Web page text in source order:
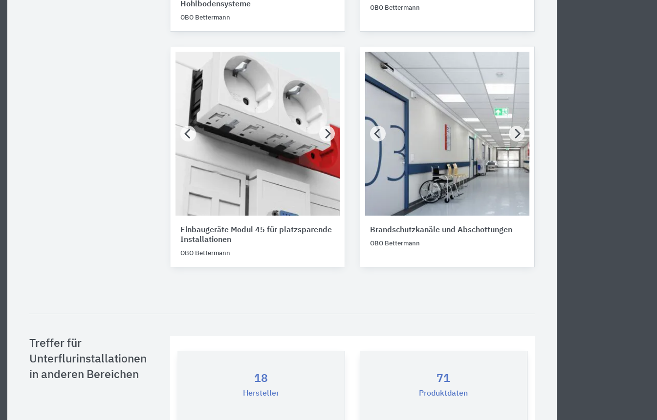
Hohlbodensysteme
OBO Bettermann
OBO Bettermann
Einbaugeräte Modul 45 für platzsparende
Installationen
OBO Bettermann
Brandschutzkanäle und Abschottungen
OBO Bettermann
Treffer für
Unterflurinstallationen
in anderen Bereichen
18
Hersteller
71
Produktdaten